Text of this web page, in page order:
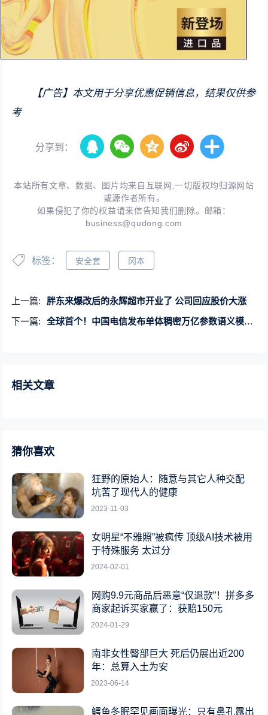
【广告】本文用于分享优惠促销信息，结果仅供参
考
分享到：
本站所有文章、数据、图片均来自互联网,一切版权均归源网站
或源作者所有。
如果侵犯了你的权益请来信告知我们删除。邮箱：
business@qudong.com
标签： 安全套 冈本
上一篇:
胖东来爆改后的永辉超市开业了 公司回应股价大涨
下一篇:
全球首个！中国电信发布单体稠密万亿参数语义模型Tele-FLM-1T
相关文章
猜你喜欢
狂野的原始人：随意与其它人种交配
坑苦了现代人的健康
2023-11-03
女明星“不雅照”被疯传 顶级AI技术被用
于特殊服务 太过分
2024-02-01
网购9.9元商品后恶意“仅退款”！拼多多
商家起诉买家赢了：获赔150元
2024-01-29
南非女性臀部巨大 死后仍展出近200
年：总算入土为安
2023-06-14
鳄鱼冬眠罕见画面曝光：只有鼻孔露出